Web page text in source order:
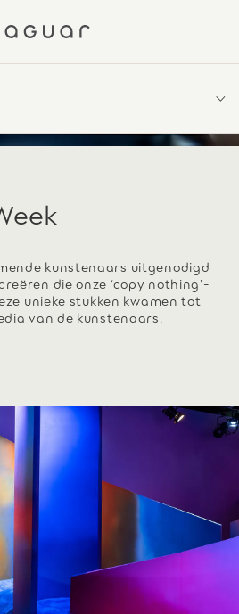
kunstenaars uitgenodigd
die onze ‘copy nothing’-
unieke stukken kwamen tot
van de kunstenaars.